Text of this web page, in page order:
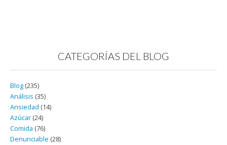
CATEGORÍAS DEL BLOG
Blog (235)
Análisis (35)
Ansiedad (14)
Azúcar (24)
Comida (76)
Denunciable (28)